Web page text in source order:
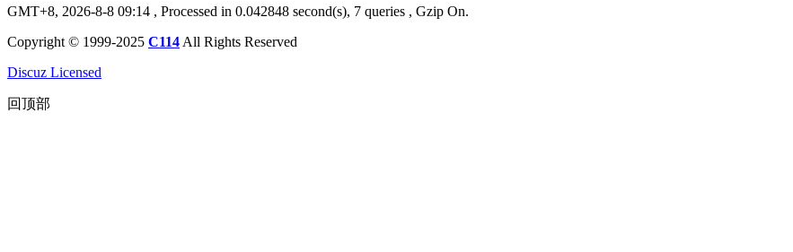
GMT+8, 2026-8-8 09:14 , Processed in 0.042848 second(s), 7 queries , Gzip On.
Copyright © 1999-2025 C114 All Rights Reserved
Discuz Licensed
回顶部